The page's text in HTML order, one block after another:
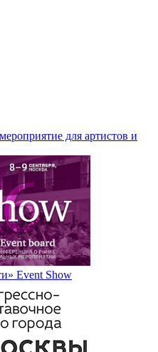
для артистов и
Event Show